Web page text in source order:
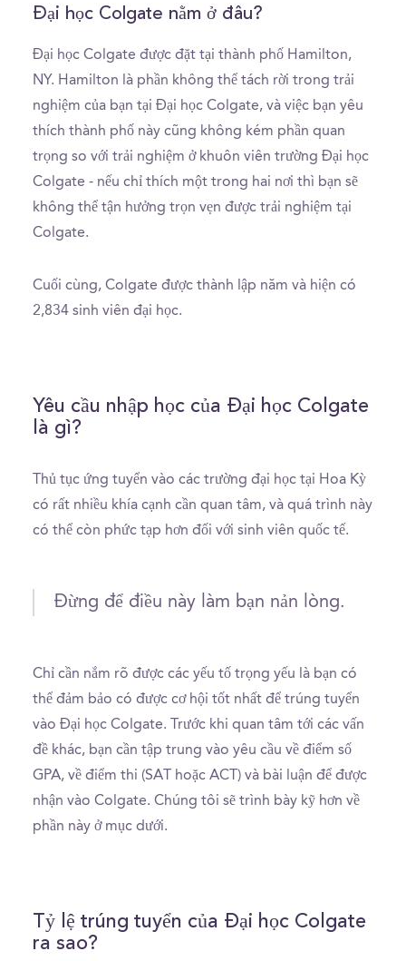
Đại học Colgate nằm ở đâu?
Đại học Colgate được đặt tại thành phố Hamilton,
NY. Hamilton là phần không thể tách rời trong trải
nghiệm của bạn tại Đại học Colgate, và việc bạn yêu
thích thành phố này cũng không kém phần quan
trọng so với trải nghiệm ở khuôn viên trường Đại học
Colgate - nếu chỉ thích một trong hai nơi thì bạn sẽ
không thể tận hưởng trọn vẹn được trải nghiệm tại
Colgate.
Cuối cùng, Colgate được thành lập năm và hiện có
2,834 sinh viên đại học.
Yêu cầu nhập học của Đại học Colgate
là gì?
Thủ tục ứng tuyển vào các trường đại học tại Hoa Kỳ
có rất nhiều khía cạnh cần quan tâm, và quá trình này
có thể còn phức tạp hơn đối với sinh viên quốc tế.
Đừng để điều này làm bạn nản lòng.
Chỉ cần nắm rõ được các yếu tố trọng yếu là bạn có
thể đảm bảo có được cơ hội tốt nhất để trúng tuyển
vào Đại học Colgate. Trước khi quan tâm tới các vấn
đề khác, bạn cần tập trung vào yêu cầu về điểm số
GPA, về điểm thi (SAT hoặc ACT) và bài luận để được
nhận vào Colgate. Chúng tôi sẽ trình bày kỹ hơn về
phần này ở mục dưới.
Tỷ lệ trúng tuyển của Đại học Colgate
ra sao?